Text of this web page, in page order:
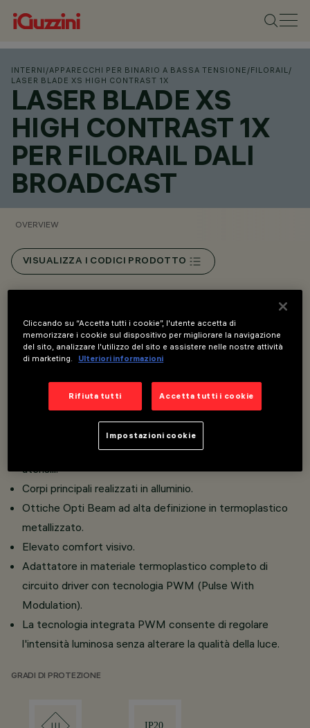
INTERNI /APPARECCHI PER BINARIO A BASSA TENSIONE /FILORAIL/
LASER BLADE XS HIGH CONTRAST 1X
LASER BLADE XS
HIGH CONTRAST 1X
PER FILORAIL DALI
BROADCAST
OVERVIEW
VISUALIZZA I CODICI PRODOTTO
Installazione su binario Filorail 48V (16A).
nell’adattatore.
Proiettore miniaturizzato orientabile con movimento
basculante e rotazione.
Connessione adattatore a binario senza bisogno di
utensili.
Corpi principali realizzati in alluminio.
Ottiche Opti Beam ad alta definizione in termoplastico
metallizzato.
Elevato comfort visivo.
Adattatore in materiale termoplastico completo di
circuito driver con tecnologia PWM (Pulse With
Modulation).
La tecnologia integrata PWM consente di regolare
l'intensità luminosa senza alterare la qualità della luce.
GRADI DI PROTEZIONE
Cliccando su “Accetta tutti i cookie”, l'utente accetta di
memorizzare i cookie sul dispositivo per migliorare la navigazione
del sito, analizzare l'utilizzo del sito e assistere nelle nostre attività
di marketing.
Ulteriori informazioni
Rifiuta tutti Accetta tutti i cookie
Impostazioni cookie